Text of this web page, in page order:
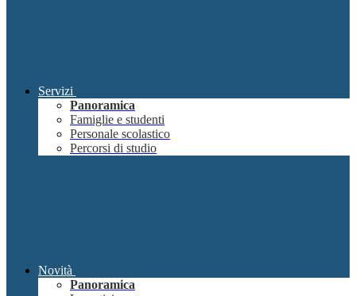
Servizi
Panoramica
Famiglie e studenti
Personale scolastico
Percorsi di studio
Novità
Panoramica